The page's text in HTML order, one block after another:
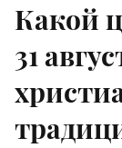
Какой
31